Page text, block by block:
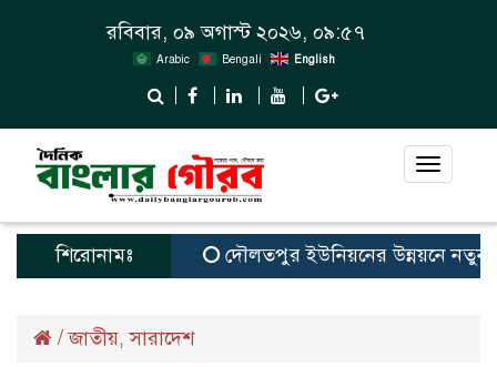
রবিবার, ০৯ অগাস্ট ২০২৬, ০৯:৫৭
Arabic Bengali English
Toggle
শিরোনামঃ দৌলতপুর ইউনিয়নের উন্নয়নে নতুন স্বপ্ন
/জাতীয়,সারাদেশ